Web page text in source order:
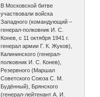
В Московской битве
участвовали войска
Западного (командующий –
генерал-полковник И. С.
Конев, с 11 октября 1941 г.
генерал армии Г. К. Жуков),
Калининского (генерал-
полковник И. С. Конев),
Резервного (Маршал
Советского Союза С. М.
Будённый), Брянского
(генерал-лейтенант А. И.